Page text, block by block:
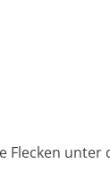
Flecken unter